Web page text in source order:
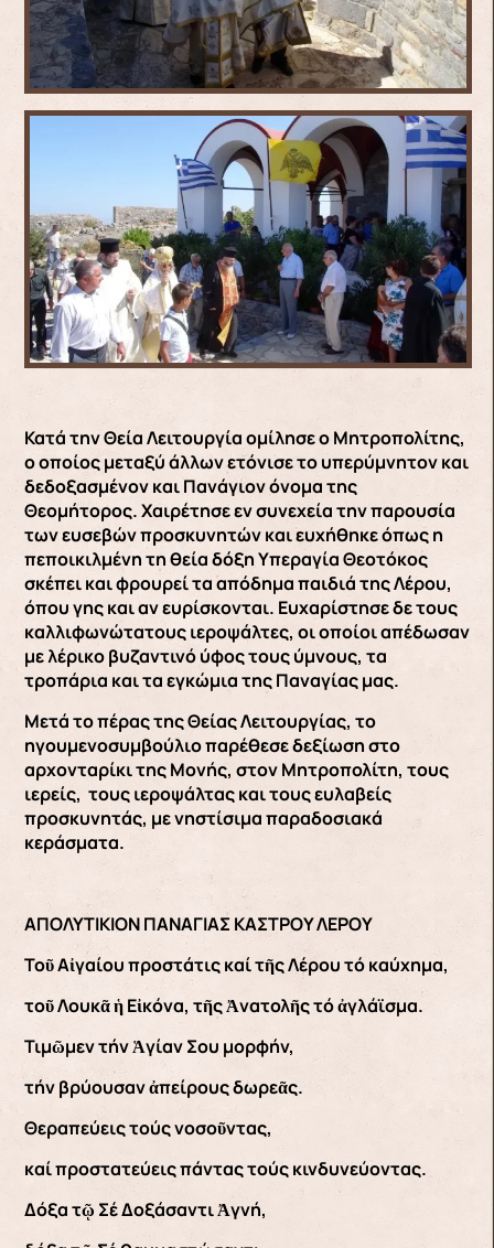
Κατά την Θεία Λειτουργία ομίλησε ο Μητροπολίτης,
ο οποίος μεταξύ άλλων ετόνισε το υπερύμνητον και
δεδοξασμένον και Πανάγιον όνομα της
Θεομήτορος. Χαιρέτησε εν συνεχεία την παρουσία
των ευσεβών προσκυνητών και ευχήθηκε όπως η
πεποικιλμένη τη θεία δόξη Υπεραγία Θεοτόκος
σκέπει και φρουρεί τα απόδημα παιδιά της Λέρου,
όπου γης και αν ευρίσκονται. Ευχαρίστησε δε τους
καλλιφωνώτατους ιεροψάλτες, οι οποίοι απέδωσαν
με λέρικο βυζαντινό ύφος τους ύμνους, τα
τροπάρια και τα εγκώμια της Παναγίας μας.
Μετά το πέρας της Θείας Λειτουργίας, το
ηγουμενοσυμβούλιο παρέθεσε δεξίωση στο
αρχονταρίκι της Μονής, στον Μητροπολίτη, τους
ιερείς, τους ιεροψάλτας και τους ευλαβείς
προσκυνητάς, με νηστίσιμα παραδοσιακά
κεράσματα.
ΑΠΟΛΥΤΙΚΙΟΝ ΠΑΝΑΓΙΑΣ ΚΑΣΤΡΟΥ ΛΕΡΟΥ
Τοῦ Αἰγαίου προστάτις καί τῆς Λέρου τό καύχημα,
τοῦ Λουκᾶ ἡ Εἰκόνα, τῆς Ἀνατολῆς τό ἀγλάϊσμα.
Τιμῶμεν τήν Ἁγίαν Σου μορφήν,
τήν βρύουσαν ἀπείρους δωρεᾶς.
Θεραπεύεις τούς νοσοῦντας,
καί προστατεύεις πάντας τούς κινδυνεύοντας.
Δόξα τῷ Σέ Δοξάσαντι Ἀγνή,